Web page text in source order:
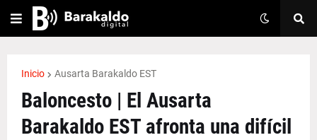
Inicio Ausarta Barakaldo EST
Baloncesto | El Ausarta
Barakaldo EST afronta una difícil